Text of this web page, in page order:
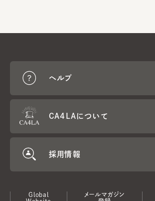
ヘルプ
CA4LAについて
採用情報
Global
メールマガジン